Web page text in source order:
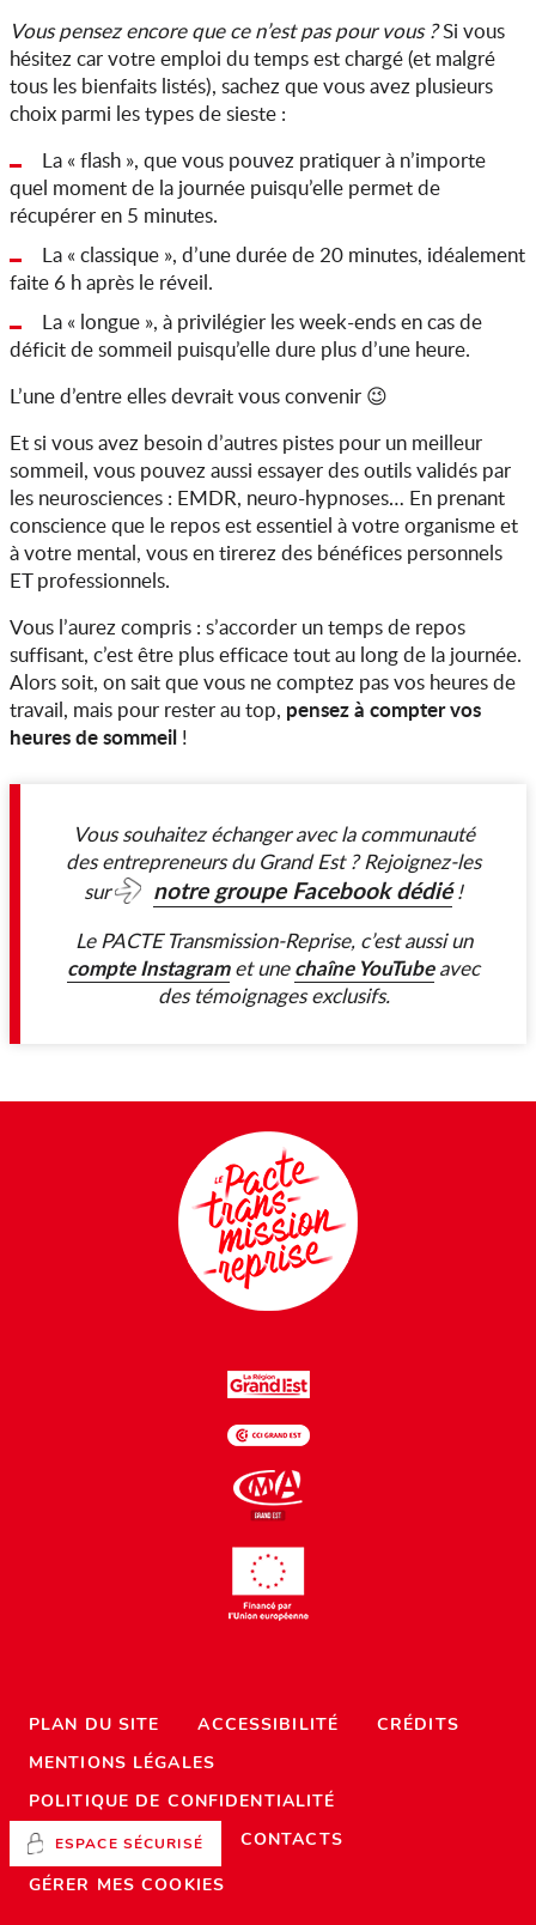
Vous pensez encore que ce n’est pas pour vous ?Si vous
hésitez car votre emploi du temps est chargé (et malgré
tous les bienfaits listés), sachez que vous avez plusieurs
choix parmi les types de sieste :
La « flash », que vous pouvez pratiquer à n’importe
quel moment de la journée puisqu’elle permet de
récupérer en 5 minutes.
La « classique », d’une durée de 20 minutes, idéalement
faite 6 h après le réveil.
La « longue », à privilégier les week-ends en cas de
déficit de sommeil puisqu’elle dure plus d’une heure.
L’une d’entre elles devrait vous convenir 😉
Et si vous avez besoin d’autres pistes pour un meilleur
sommeil, vous pouvez aussi essayer des outils validés par
les neurosciences : EMDR, neuro-hypnoses… En prenant
conscience que le repos est essentiel à votre organisme et
à votre mental, vous en tirerez des bénéfices personnels
ET professionnels.
Vous l’aurez compris : s’accorder un temps de repos
suffisant, c’est être plus efficace tout au long de la journée.
Alors soit, on sait que vous ne comptez pas vos heures de
travail, mais pour rester au top, pensez à compter vos
heures de sommeil !
Vous souhaitez échanger avec la communauté
des entrepreneurs du Grand Est ? Rejoignez-les
sur
notre groupe Facebook dédié!
Le PACTE Transmission-Reprise, c’est aussi un
compte Instagramet unechaîne YouTubeavec
des témoignages exclusifs.
PLAN DU SITE ACCESSIBILITÉ
CRÉDITS
MENTIONS LÉGALES
POLITIQUE DE CONFIDENTIALITÉ
ESPACE SÉCURISÉ
CONTACTS
GÉRER MES COOKIES